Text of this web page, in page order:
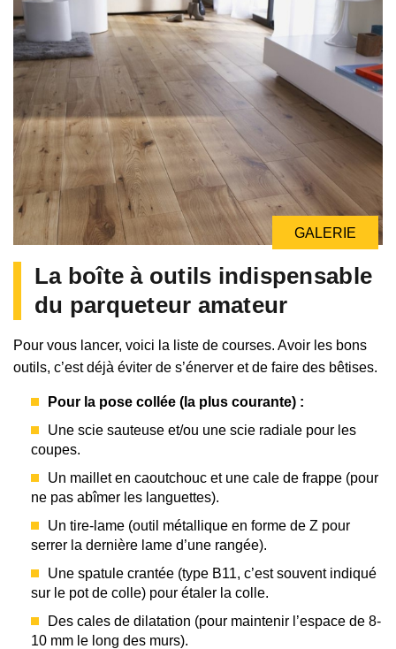
GALERIE
La boîte à outils indispensable
du parqueteur amateur
Pour vous lancer, voici la liste de courses. Avoir les bons
outils, c’est déjà éviter de s’énerver et de faire des bêtises.
Pour la pose collée (la plus courante) :
Une scie sauteuse et/ou une scie radiale pour les
coupes.
Un maillet en caoutchouc et une cale de frappe (pour
ne pas abîmer les languettes).
Un tire-lame (outil métallique en forme de Z pour
serrer la dernière lame d’une rangée).
Une spatule crantée (type B11, c’est souvent indiqué
sur le pot de colle) pour étaler la colle.
Des cales de dilatation (pour maintenir l’espace de 8-
10 mm le long des murs).